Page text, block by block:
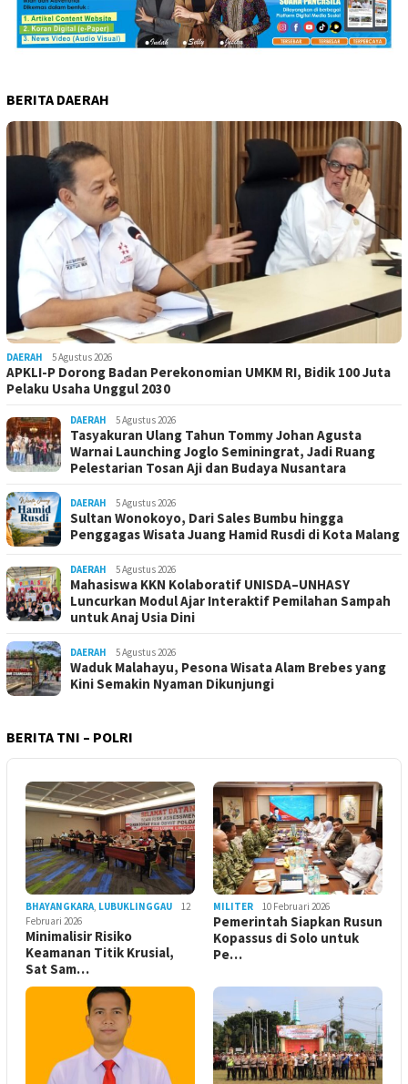
BERITA DAERAH
DAERAH 5 Agustus 2026
APKLI-P Dorong Badan Perekonomian UMKM RI, Bidik 100 Juta
Pelaku Usaha Unggul 2030
DAERAH 5 Agustus 2026
Tasyakuran Ulang Tahun Tommy Johan Agusta
Warnai Launching Joglo Seminingrat, Jadi Ruang
Pelestarian Tosan Aji dan Budaya Nusantara
DAERAH 5 Agustus 2026
Sultan Wonokoyo, Dari Sales Bumbu hingga
Penggagas Wisata Juang Hamid Rusdi di Kota Malang
DAERAH 5 Agustus 2026
Mahasiswa KKN Kolaboratif UNISDA–UNHASY
Luncurkan Modul Ajar Interaktif Pemilahan Sampah
untuk Anaj Usia Dini
DAERAH 5 Agustus 2026
Waduk Malahayu, Pesona Wisata Alam Brebes yang
Kini Semakin Nyaman Dikunjungi
BERITA TNI – POLRI
BHAYANGKARA LUBUKLINGGAU
12
Februari 2026
Minimalisir Risiko
Keamanan Titik Krusial,
Sat Sam…
MILITER 10 Februari 2026
Pemerintah Siapkan Rusun
Kopassus di Solo untuk
Pe…